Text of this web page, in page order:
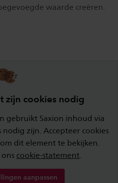
waarde creëren.
zijn cookies nodig
gebruikt Saxion inhoud via
zijn. Accepteer cookies
dit element te bekijken.
cookie-statement.
aanpassen